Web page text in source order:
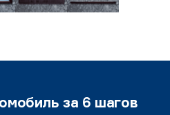
за 6 шагов